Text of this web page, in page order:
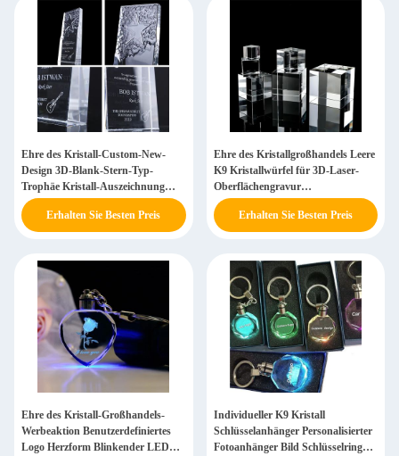
Ehre des Kristall-Custom-New-
Design 3D-Blank-Stern-Typ-
Trophäe Kristall-Auszeichnung
Kristall-Pokal für
Heimdekorationen
Erhalten Sie Besten Preis
Ehre des Kristallgroßhandels Leere
K9 Kristallwürfel für 3D-Laser-
Oberflächengravur
Kristallhersteller Lieferant
Erhalten Sie Besten Preis
Ehre des Kristall-Großhandels-
Werbeaktion Benutzerdefiniertes
Logo Herzform Blinkender LED
Individueller K9 Kristall
Schlüsselanhänger Personalisierter
Fotoanhänger Bild Schlüsselring